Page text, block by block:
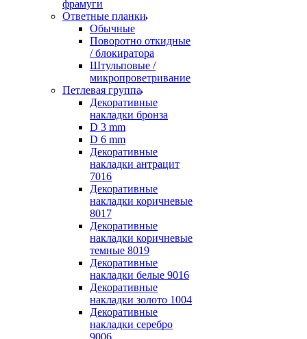
фрамуги
Ответные планки
Обычные
Поворотно откидные
/ блокиратора
Штульповые /
микропроветривание
Петлевая группа
Декоративные
накладки бронза
D 3 mm
D 6 mm
Декоративные
накладки антрацит
7016
Декоративные
накладки коричневые
8017
Декоративные
накладки коричневые
темные 8019
Декоративные
накладки белые 9016
Декоративные
накладки золото 1004
Декоративные
накладки серебро
9006